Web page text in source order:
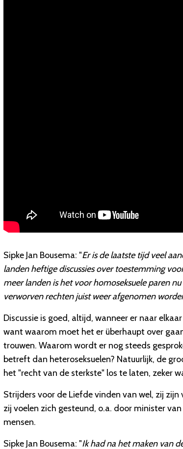
Sipke Jan Bousema: "Er is de laatste tijd veel
landen heftige discussies over toestemming
meer landen is het voor homoseksuele paren
verworven rechten juist weer afgenomen
Discussie is goed, altijd, wanneer er naar
want waarom moet het er überhaupt over
trouwen. Waarom wordt er nog steeds
betreft dan heteroseksuelen? Natuurlijk, de
het "recht van de sterkste" los te laten, zeker
Strijders voor de Liefde vinden van wel, zij
zij voelen zich gesteund, o.a. door minister
mensen.
Sipke Jan Bousema: "Ik had na het maken van